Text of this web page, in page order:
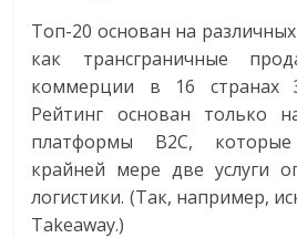
важно,
как
знать
как
Сеть
меняет
жизнь
людей
Топ-20 основан на
как трансграничные
коммерции в 16 странах
Рейтинг основан только
платформы B2C,
крайней мере две услуги
логистики. (Так, например,
Takeaway.)